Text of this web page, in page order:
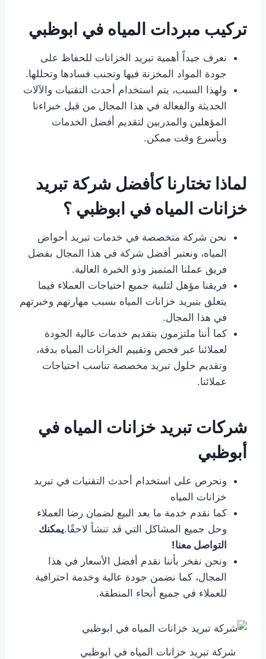
تركيب مبردات المياه في ابوظبي
نعرف جيداً أهمية تبريد الخزانات للحفاظ على
جودة المواد المخزنة فيها وتجنب فسادها وتحللها.
ولهذا السبب، يتم استخدام أحدث التقنيات والآلات
الحديثة والفعالة في هذا المجال من قبل خبراءنا
المؤهلين والمدربين لتقديم أفضل الخدمات
وبأسرع وقت ممكن.
لماذا تختارنا كأفضل شركة تبريد
خزانات المياه في ابوظبي ؟
نحن شركة متخصصة في خدمات تبريد أحواض
المياه، ونعتبر أفضل شركة في هذا المجال بفضل
فريق عملنا المتميز وذو الخبرة العالية.
فريقنا مؤهل لتلبية جميع احتياجات العملاء فيما
يتعلق بتبريد خزانات المياه بسبب مهارتهم وخبرتهم
في هذا المجال.
كما أننا ملتزمون بتقديم خدمات عالية الجودة
لعملائنا عبر فحص وتقييم الخزانات المياه بدقة،
وتقديم حلول تبريد مخصصة تناسب احتياجات
عملائنا.
شركات تبريد خزانات المياه في
أبوظبي
ونحرص على استخدام أحدث التقنيات في تبريد
خزانات المياه
كما نقدم خدمة ما بعد البيع لضمان رضا العملاء
وحل جميع المشاكل التي قد تنشأ لاحقًا.يمكنك
التواصل معنا!
ونحن نفخر بأننا نقدم أفضل الأسعار في هذا
المجال، كما نضمن جودة عالية وخدمة احترافية
للعملاء في جميع أنحاء المنطقة.
شركة تبريد خزانات المياه في ابوظبي